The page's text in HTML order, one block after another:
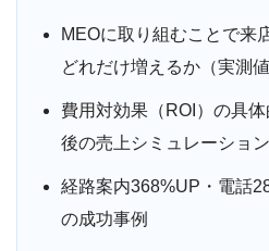
MEOに取り組むことで来
どれだけ増えるか（実測値
費用対効果（ROI）の具
後の売上シミュレーション
経路案内368%UP・電話
の成功事例